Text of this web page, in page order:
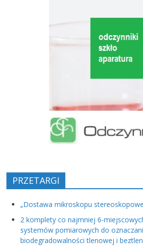
PRZETARGI
„Dostawa mikroskopu
2 komplety co najmniej 6-
systemów pomiarowych do
biodegradowalności tlenowej i